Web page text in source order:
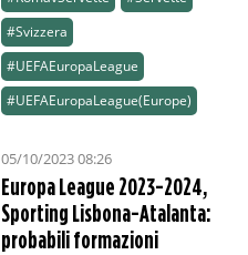
#Svizzera
#UEFAEuropaLeague
#UEFAEuropaLeague(Europe)
05/10/2023 08:26
Europa League 2023-2024,
Sporting Lisbona-Atalanta:
probabili formazioni